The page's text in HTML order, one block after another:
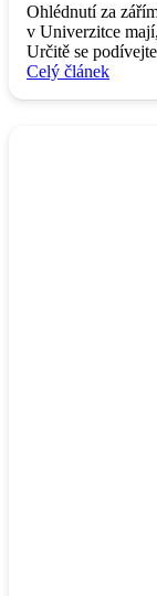
Ohlédnutí za
v Univerzitce
Určitě se
Celý článek